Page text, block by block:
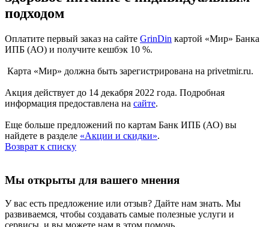
подходом
Оплатите первый заказ на сайте GrinDin картой «Мир» Банка
ИПБ (АО) и получите кешбэк 10 %.
Карта «Мир» должна быть зарегистрирована на privetmir.ru.
Акция действует до 14 декабря 2022 года. Подробная
информация предоставлена на сайте.
Еще больше предложений по картам Банк ИПБ (АО) вы
найдете в разделе «Акции и скидки».
Возврат к списку
Мы открыты для вашего мнения
У вас есть предложение или отзыв? Дайте нам знать. Мы
развиваемся, чтобы создавать самые полезные услуги и